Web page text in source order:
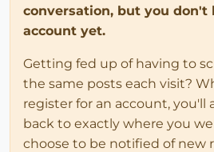
conversation, but you don't
account yet.
Getting fed up of having to
the same posts each visit?
register for an account, you'll
back to exactly where you
choose to be notified of new